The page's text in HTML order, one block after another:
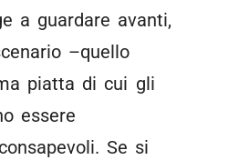
a guardare avanti,
–quello
piatta di cui gli
essere
Se si